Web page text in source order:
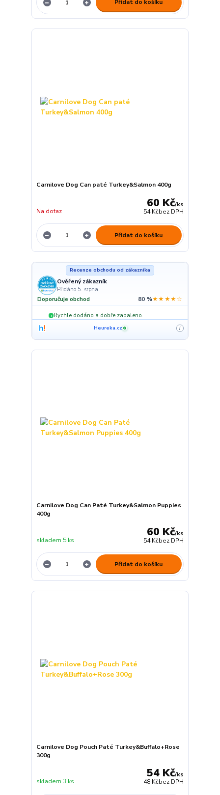
Přidat do košíku
Carnilove Dog Can paté Turkey&Salmon 400g
60 Kč/ks
54 Kčbez DPH
Na dotaz
Přidat do košíku
Recenze obchodu od zákazníka
Ověřený zákazník
Přidáno 5. srpna
Doporučuje obchod 80 %★★★★☆
+ Rychle dodáno a dobře zabaleno.
Heureka.cz ✓ i
Carnilove Dog Can Paté Turkey&Salmon Puppies
400g
60 Kč/ks
54 Kčbez DPH
skladem 5 ks
Přidat do košíku
Carnilove Dog Pouch Paté Turkey&Buffalo+Rose
300g
54 Kč/ks
48 Kčbez DPH
skladem 3 ks